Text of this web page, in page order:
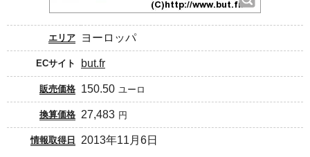
エリア ヨーロッパ
ECサイト but.fr
販売価格 150.50 ユーロ
換算価格 27,483 円
情報取得日 2013年11月6日